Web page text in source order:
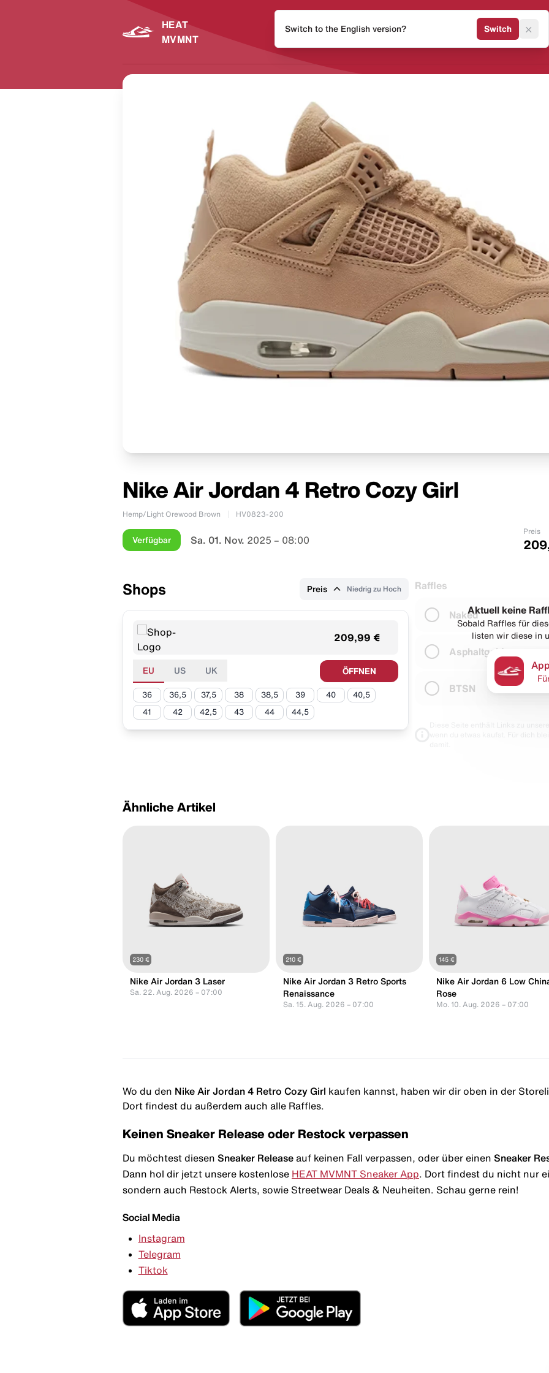
HEAT
MVMNT
Release Kalender Sneaker
Nike Air Jordan 4 Retro Cozy Girl
Hemp/Light Orewood Brown HV0823-200
Verfügbar Sa. 01. Nov. 2025 – 08:00
Preis
Shops Preis Niedrig zu Hoch
209,99 €
EU US UK ÖFFNEN
36 36,5 37,5 38 38,5 39 40 40,5
41 42 42,5 43 44 44,5
Raffles
Naked
Asphaltgold
BTSN
Aktuell keine
Sobald Raffles für
listen wir diese in
Ähnliche Artikel
230 €
Nike Air Jordan 3 Laser
Sa. 22. Aug. 2026 – 07:00
210 €
Nike Air Jordan 3 Retro Sports
Renaissance
Sa. 15. Aug. 2026 – 07:00
145 €
Nike Air Jordan 6 Low
Rose
Mo. 10. Aug. 2026 – 07:00
Wo du den Nike Air Jordan 4 Retro Cozy Girl kaufen kannst, haben wir dir oben in der
Dort findest du außerdem auch alle Raffles.
Keinen Sneaker Release oder Restock verpassen
Du möchtest diesen Sneaker Release auf keinen Fall verpassen, oder über einen Sneaker
Dann hol dir jetzt unsere kostenlose HEAT MVMNT Sneaker App . Dort findest du nicht nur
sondern auch Restock Alerts, sowie Streetwear Deals & Neuheiten. Schau gerne rein!
Social Media
Instagram
Telegram
Tiktok
Switch to the English version? Switch ×